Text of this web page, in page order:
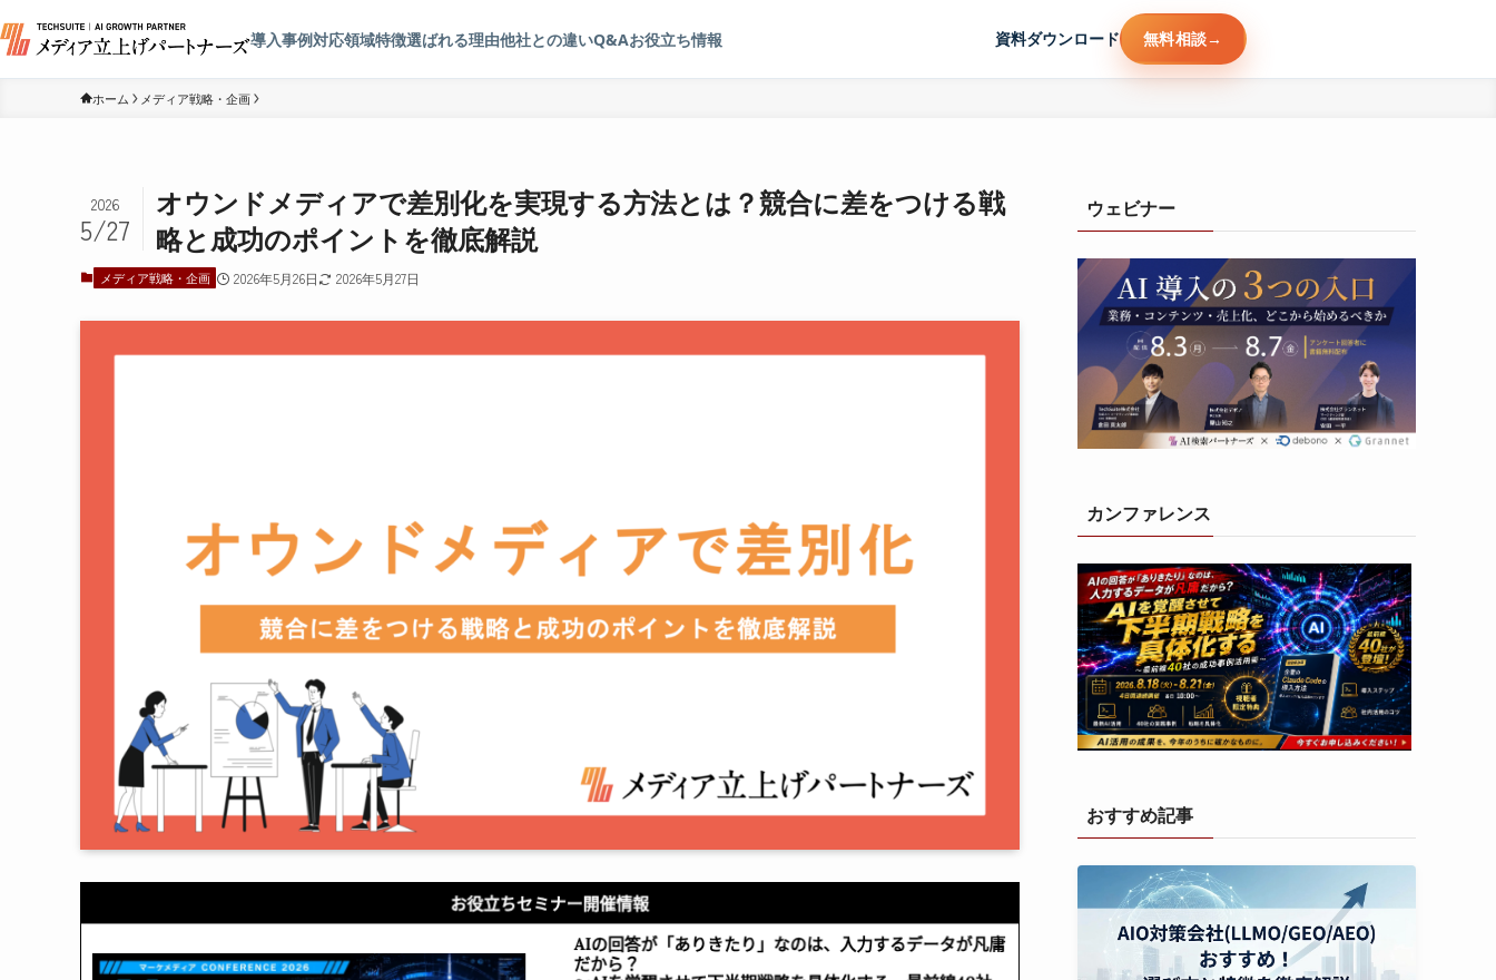
導入事例対応領域特徴選ばれる理由他社との違いQ&Aお役立ち情報 資料ダウンロード 無料相談
ホーム メディア戦略・企画
オウンドメディアで差別化を実現する方法とは？競合に差をつける戦
略と成功のポイントを徹底解説
2026
5/27
メディア戦略・企画 2026年5月26日 2026年5月27日
ウェビナー
カンファレンス
おすすめ記事